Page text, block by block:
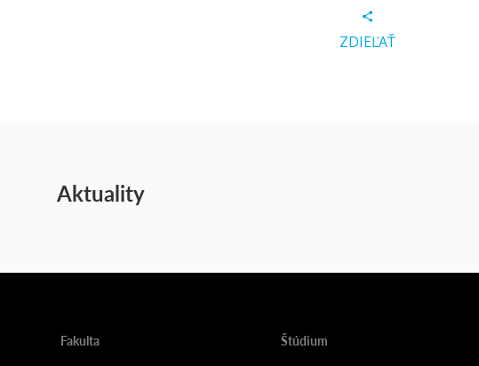
ZDIEĽAŤ
Aktuality
Fakulta Štúdium